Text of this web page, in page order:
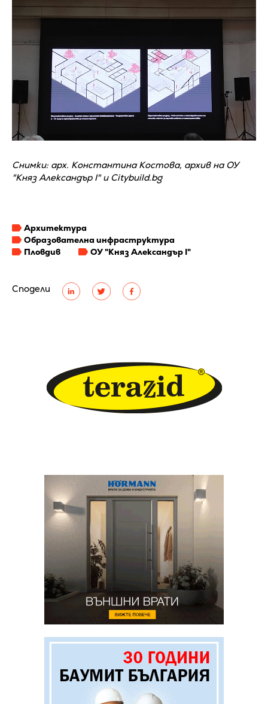
Сподели
Снимки: арх. Константина Костова, архив на ОУ
"Княз Александър I" и Citybuild.bg
Архитектура
Образователна инфраструктура
Пловдив
ОУ "Княз Александър I"